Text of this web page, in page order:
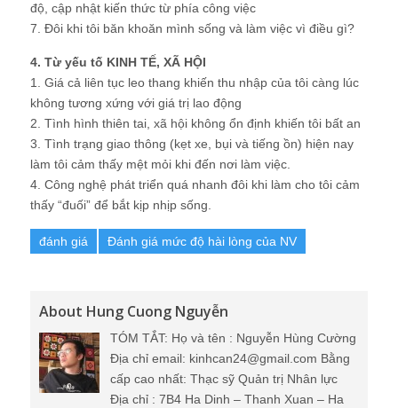
độ, cập nhật kiến thức từ phía công việc
7. Đôi khi tôi băn khoăn mình sống và làm việc vì điều gì?
4. Từ yếu tố KINH TẾ, XÃ HỘI
1. Giá cả liên tục leo thang khiến thu nhập của tôi càng lúc
không tương xứng với giá trị lao động
2. Tình hình thiên tai, xã hội không ổn định khiến tôi bất an
3. Tình trạng giao thông (kẹt xe, bụi và tiếng ồn) hiện nay
làm tôi cảm thấy mệt mỏi khi đến nơi làm việc.
4. Công nghệ phát triển quá nhanh đôi khi làm cho tôi cảm
thấy “đuối” để bắt kịp nhịp sống.
đánh giá Đánh giá mức độ hài lòng của NV
About Hung Cuong Nguyễn
TÓM TẮT: Họ và tên : Nguyễn Hùng Cường
Địa chỉ email: kinhcan24@gmail.com Bằng
cấp cao nhất: Thạc sỹ Quản trị Nhân lực
Địa chỉ : 7B4 Ha Dinh – Thanh Xuan – Ha